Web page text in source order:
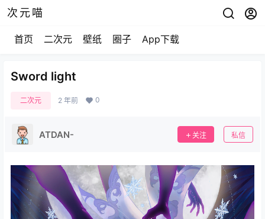
次元喵
首页 二次元 壁纸 圈子 App下载
Sword light
二次元 2 年前 0
ATDAN- 关注 私信